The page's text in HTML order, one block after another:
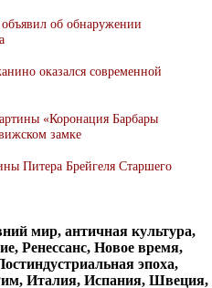
об обнаружении
оказался современной
«Коронация Барбары
замке
Питера Брейгеля Старшего
мир, античная культура,
Ренессанс, Новое время,
эпоха,
Италия, Испания, Швеция,